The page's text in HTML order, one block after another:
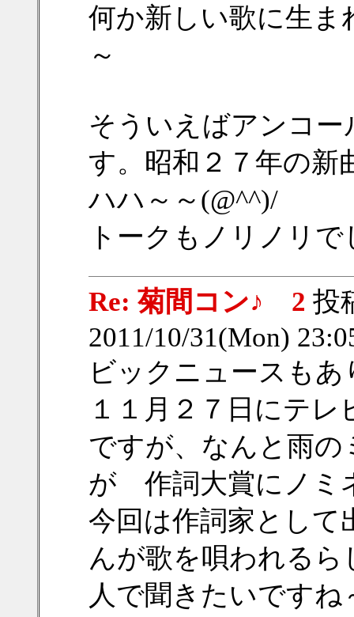
何か新しい歌に生
～
そういえばアンコ
す。昭和２７年の新
ハハ～～(@^^)/
トークもノリノリ
Re: 菊間コン♪ 2 投
2011/10/31(Mon)
ビックニュースも
１１月２７日にテ
ですが、なんと雨
が 作詞大賞にノミ
今回は作詞家として
んが歌を唄われる
人で聞きたいですね